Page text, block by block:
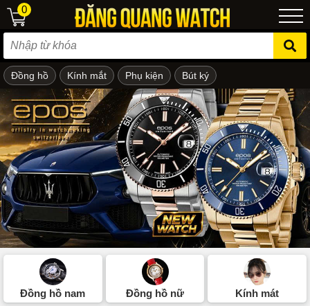
em
0
Đồng hồ Kính mắt Phụ kiện Bút ký
Đồng hồ nam Đồng hồ nữ Kính mát